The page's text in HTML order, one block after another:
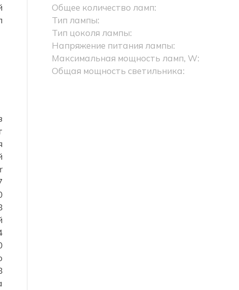
Общее количество ламп:
Тип лампы:
Тип цоколя лампы:
Напряжение питания лампы:
Максимальная мощность ламп, W:
Общая мощность светильника: